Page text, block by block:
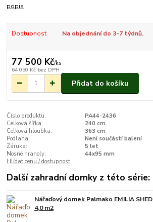
popis
Dostupnost Na objednání do 3-7 týdnů.
77 500 Kč/ks
64 050 Kč bez DPH
Přidat do košíku
Číslo produktu:
PA44-2436
Celková šířka:
240 cm
Celková hloubka:
363 cm
Podlaha:
Není součástí balení
Záruka:
5 let
Nosné hranoly:
44x95 mm
Hlídat cenu / dostupnost
Další zahradní domky z této série:
Nářaďový domek Palmako EMILIA SHED
4,0 m2